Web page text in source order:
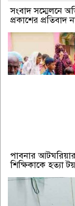
সংবাদ সম্মেলনে
প্রকাশের প্রতিবাদ
পাবনার
শিক্ষিকাকে হত্যা